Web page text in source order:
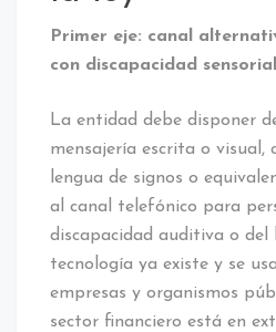
Primer eje: canal
con discapacidad
La entidad debe disponer
mensajería escrita o visual,
lengua de signos o
al canal telefónico para
discapacidad auditiva o del
tecnología ya existe y se
empresas y organismos
sector financiero está en